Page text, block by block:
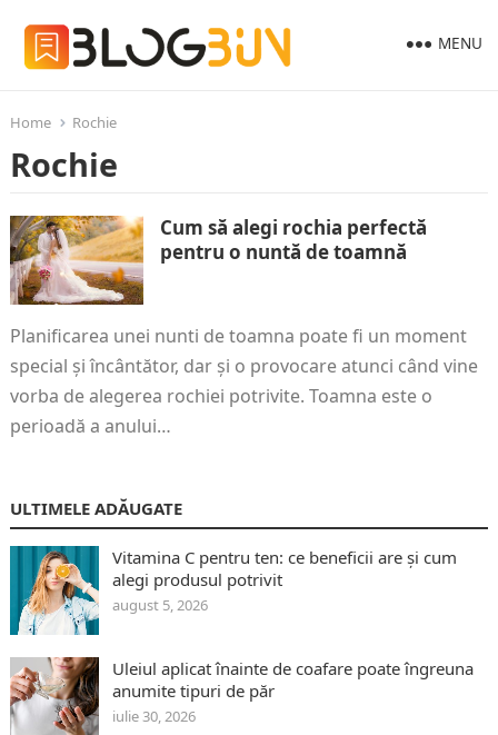
MENU
Home Rochie
Rochie
Cum să alegi rochia perfectă
pentru o nuntă de toamnă
Planificarea unei nunti de toamna poate fi un moment
special și încântător, dar și o provocare atunci când vine
vorba de alegerea rochiei potrivite. Toamna este o
perioadă a anului…
ULTIMELE ADĂUGATE
Vitamina C pentru ten: ce beneficii are și cum
alegi produsul potrivit
august 5, 2026
Uleiul aplicat înainte de coafare poate îngreuna
anumite tipuri de păr
iulie 30, 2026